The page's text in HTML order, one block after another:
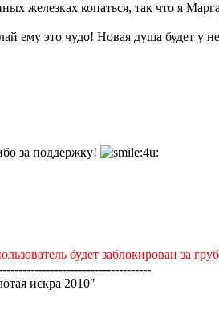
железках копаться, так что я
ему это чудо! Новая душа будет у
за поддержку!
будет заблокирован за
искра 2010"